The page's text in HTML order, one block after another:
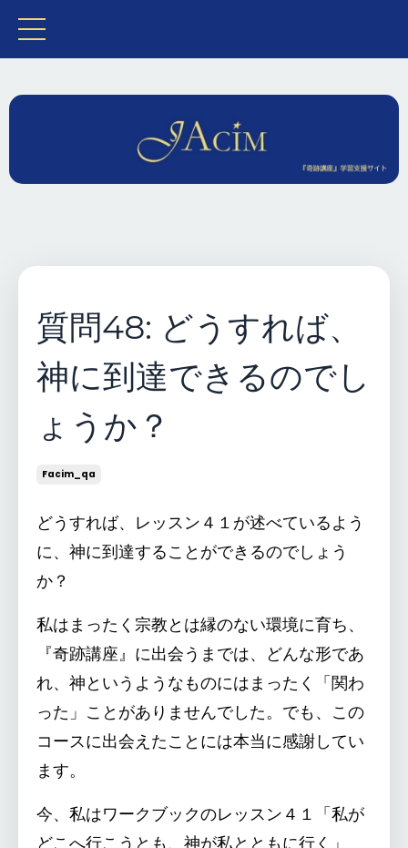
質問48: どうすれば、
神に到達できるのでし
ょうか？
Facim_qa
どうすれば、レッスン４１が述べているよう
に、神に到達することができるのでしょう
か？
私はまったく宗教とは縁のない環境に育ち、
『奇跡講座』に出会うまでは、どんな形であ
れ、神というようなものにはまったく「関わ
った」ことがありませんでした。でも、この
コースに出会えたことには本当に感謝してい
ます。
今、私はワークブックのレッスン４１「私が
どこへ行こうとも、神が私とともに行く」